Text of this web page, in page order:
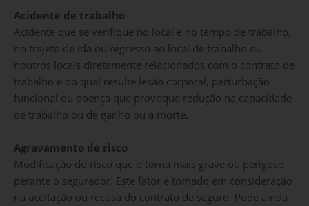
Acidente de trabalho
Acidente que se verifique no local e no tempo de trabalho,
no trajeto de ida ou regresso ao local de trabalho ou
noutros locais diretamente relacionados com o contrato de
trabalho e do qual resulte lesão corporal, perturbação
funcional ou doença que provoque redução na capacidade
de trabalho ou de ganho ou a morte.
Agravamento de risco
Modificação do risco que o torna mais grave ou perigoso
perante o segurador. Este fator é tomado em consideração
na aceitação ou recusa do contrato de seguro. Pode ainda